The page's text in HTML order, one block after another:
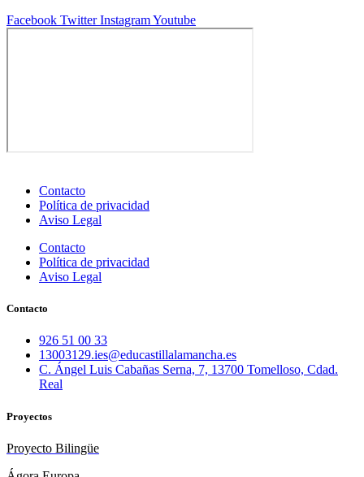
Facebook Twitter InstagramYoutube
Contacto
Política de privacidad
Aviso Legal
Contacto
Política de privacidad
Aviso Legal
Contacto
926 51 00 33
13003129.ies@educastillalamancha.es
C. Ángel Luis Cabañas Serna, 7, 13700 Tomelloso, Cdad.
Real
Proyectos
Proyecto Bilingüe